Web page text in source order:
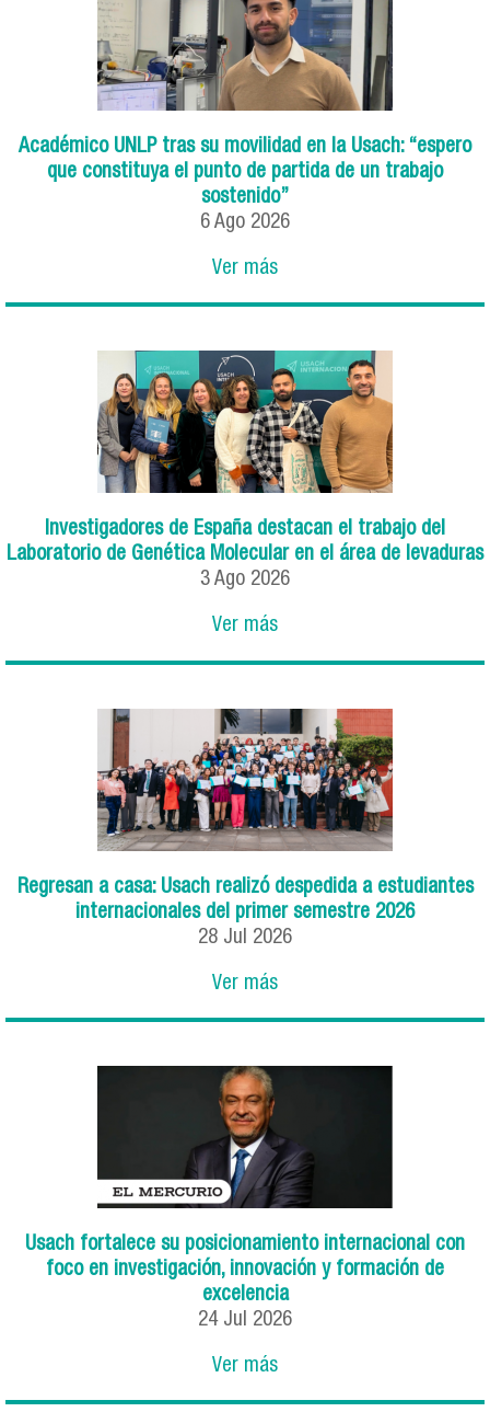
Académico UNLP tras su movilidad en la Usach: “espero
que constituya el punto de partida de un trabajo
sostenido”
6 Ago 2026
Ver más
Investigadores de España destacan el trabajo del
Laboratorio de Genética Molecular en el área de levaduras
3 Ago 2026
Ver más
Regresan a casa: Usach realizó despedida a estudiantes
internacionales del primer semestre 2026
28 Jul 2026
Ver más
Usach fortalece su posicionamiento internacional con
foco en investigación, innovación y formación de
excelencia
24 Jul 2026
Ver más